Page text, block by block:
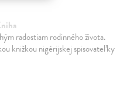
radostiam rodinného života.
knižkou nigérijskej spisovateľky